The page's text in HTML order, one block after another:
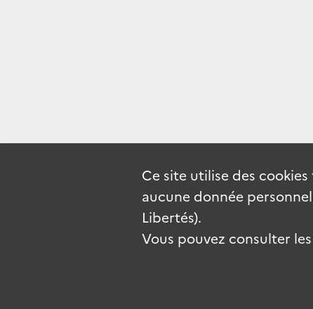
Ce site utilise des cookies
aucune donnée
Libertés).
Vous pouvez consulter